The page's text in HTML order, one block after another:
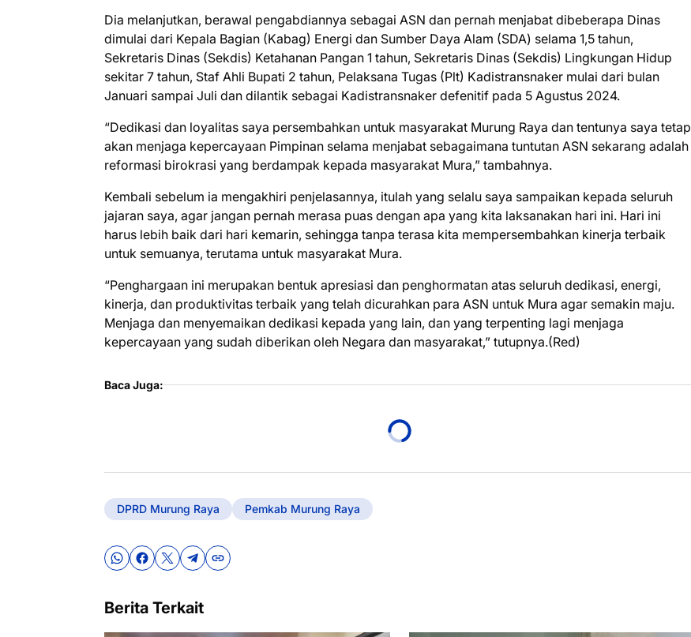
Dia melanjutkan, berawal pengabdiannya sebagai ASN dan pernah menjabat dibeberapa Dinas
dimulai dari Kepala Bagian (Kabag) Energi dan Sumber Daya Alam (SDA) selama 1,5 tahun,
Sekretaris Dinas (Sekdis) Ketahanan Pangan 1 tahun, Sekretaris Dinas (Sekdis) Lingkungan Hidup
sekitar 7 tahun, Staf Ahli Bupati 2 tahun, Pelaksana Tugas (Plt) Kadistransnaker mulai dari bulan
Januari sampai Juli dan dilantik sebagai Kadistransnaker defenitif pada 5 Agustus 2024.
“Dedikasi dan loyalitas saya persembahkan untuk masyarakat Murung Raya dan tentunya saya tetap
akan menjaga kepercayaan Pimpinan selama menjabat sebagaimana tuntutan ASN sekarang adalah
reformasi birokrasi yang berdampak kepada masyarakat Mura,” tambahnya.
Kembali sebelum ia mengakhiri penjelasannya, itulah yang selalu saya sampaikan kepada seluruh
jajaran saya, agar jangan pernah merasa puas dengan apa yang kita laksanakan hari ini. Hari ini
harus lebih baik dari hari kemarin, sehingga tanpa terasa kita mempersembahkan kinerja terbaik
untuk semuanya, terutama untuk masyarakat Mura.
“Penghargaan ini merupakan bentuk apresiasi dan penghormatan atas seluruh dedikasi, energi,
kinerja, dan produktivitas terbaik yang telah dicurahkan para ASN untuk Mura agar semakin maju.
Menjaga dan menyemaikan dedikasi kepada yang lain, dan yang terpenting lagi menjaga
kepercayaan yang sudah diberikan oleh Negara dan masyarakat,” tutupnya.(Red)
Baca Juga:
DPRD Murung Raya Pemkab Murung Raya
Berita Terkait